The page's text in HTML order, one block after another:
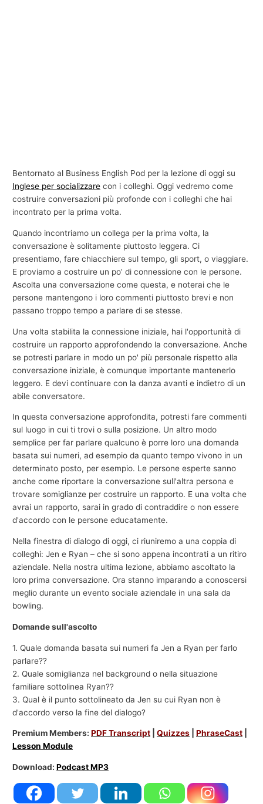
Bentornato al Business English Pod per la lezione di oggi su
Inglese per socializzare con i colleghi. Oggi vedremo come
costruire conversazioni più profonde con i colleghi che hai
incontrato per la prima volta.
Quando incontriamo un collega per la prima volta, la
conversazione è solitamente piuttosto leggera. Ci
presentiamo, fare chiacchiere sul tempo, gli sport, o viaggiare.
E proviamo a costruire un po’ di connessione con le persone.
Ascolta una conversazione come questa, e noterai che le
persone mantengono i loro commenti piuttosto brevi e non
passano troppo tempo a parlare di se stesse.
Una volta stabilita la connessione iniziale, hai l'opportunità di
costruire un rapporto approfondendo la conversazione. Anche
se potresti parlare in modo un po' più personale rispetto alla
conversazione iniziale, è comunque importante mantenerlo
leggero. E devi continuare con la danza avanti e indietro di un
abile conversatore.
In questa conversazione approfondita, potresti fare commenti
sul luogo in cui ti trovi o sulla posizione. Un altro modo
semplice per far parlare qualcuno è porre loro una domanda
basata sui numeri, ad esempio da quanto tempo vivono in un
determinato posto, per esempio. Le persone esperte sanno
anche come riportare la conversazione sull'altra persona e
trovare somiglianze per costruire un rapporto. E una volta che
avrai un rapporto, sarai in grado di contraddire o non essere
d'accordo con le persone educatamente.
Nella finestra di dialogo di oggi, ci riuniremo a una coppia di
colleghi: Jen e Ryan – che si sono appena incontrati a un ritiro
aziendale. Nella nostra ultima lezione, abbiamo ascoltato la
loro prima conversazione. Ora stanno imparando a conoscersi
meglio durante un evento sociale aziendale in una sala da
bowling.
Domande sull'ascolto
1. Quale domanda basata sui numeri fa Jen a Ryan per farlo
parlare??
2. Quale somiglianza nel background o nella situazione
familiare sottolinea Ryan??
3. Qual è il punto sottolineato da Jen su cui Ryan non è
d'accordo verso la fine del dialogo?
Premium Members:PDF Transcript |Quizzes |PhraseCast
Lesson Module
Download:Podcast MP3